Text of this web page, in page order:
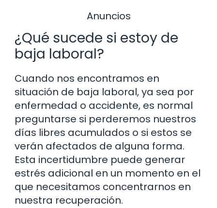
Anuncios
¿Qué sucede si estoy de
baja laboral?
Cuando nos encontramos en
situación de baja laboral, ya sea por
enfermedad o accidente, es normal
preguntarse si perderemos nuestros
días libres acumulados o si estos se
verán afectados de alguna forma.
Esta incertidumbre puede generar
estrés adicional en un momento en el
que necesitamos concentrarnos en
nuestra recuperación.